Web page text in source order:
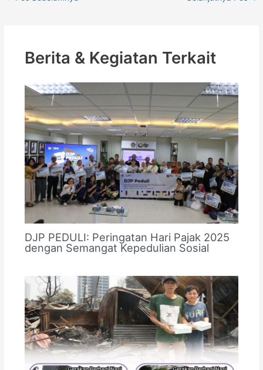
Berita & Kegiatan Terkait
DJP PEDULI: Peringatan Hari Pajak 2025
dengan Semangat Kepedulian Sosial